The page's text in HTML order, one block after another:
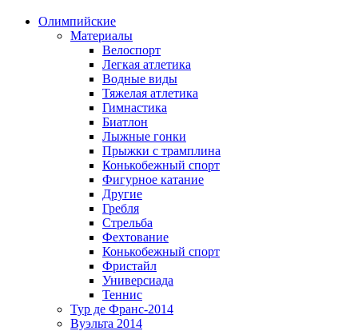
Олимпийские
Материалы
Велоспорт
Легкая атлетика
Водные виды
Тяжелая атлетика
Гимнастика
Биатлон
Лыжные гонки
Прыжки с трамплина
Конькобежный спорт
Фигурное катание
Другие
Гребля
Стрельба
Фехтование
Конькобежный спорт
Фристайл
Универсиада
Теннис
Тур де Франс-2014
Вуэльта 2014